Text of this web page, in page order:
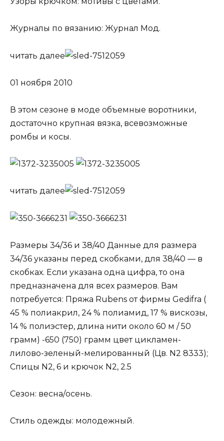
Журналы по вязанию: Журнал Мод.
читать далее
01 ноября 2010
В этом сезоне в моде объемные воротники,
достаточно крупная вязка, всевозможные
ромбы и косы.
читать далее
Размеры 34/36 и 38/40 Данные для размера
34/36 указаны перед скобками, для 38/40 — в
скобках. Если указана одна цифра, то она
предназначена для всех размеров. Вам
потребуется: Пряжа Rubens от фирмы Gedifra (
45 % полиакрил, 24 % полиамид, 17 % вискозы,
14 % полиэстер, длина нити около 60 м / 50
грамм) -650 (750) грамм цвет цикламен-
лилово-зеленый-мелированный (Цв. N2 8333);
Спицы N2, 6 и крючок N2, 2.5
Сезон: весна/осень.
Стиль одежды: молодежный.